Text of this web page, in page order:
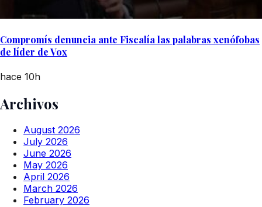
Compromís denuncia ante Fiscalía las palabras xenófobas
de líder de Vox
hace 10h
Archivos
August 2026
July 2026
June 2026
May 2026
April 2026
March 2026
February 2026